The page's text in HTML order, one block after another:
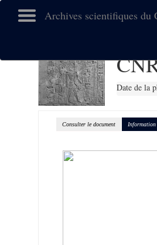
Archives scientifiques du
Date de la
Consulter le document Information